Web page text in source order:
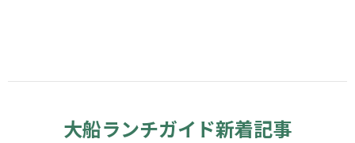
大船ランチガイド新着記事